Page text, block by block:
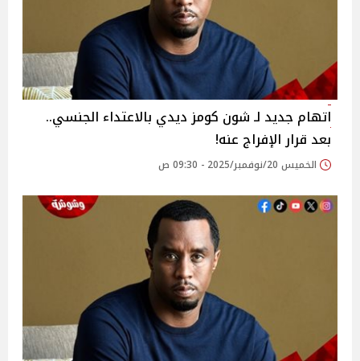
اتهام جديد لـ شون كومز ديدي بالاعتداء الجنسي..
بعد قرار الإفراج عنه!
الخميس 20/نوفمبر/2025 - 09:30 ص